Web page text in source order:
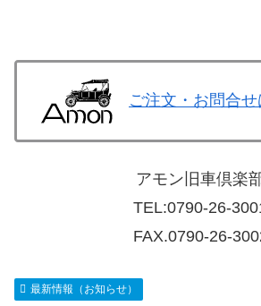
ご注文・お問合せ
アモン旧車倶楽
TEL:0790-26-
FAX.0790-26-
最新情報（お知らせ）